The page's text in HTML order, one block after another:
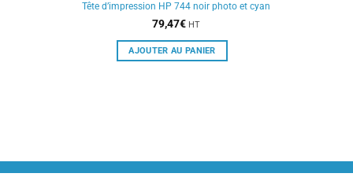
Tête d’impression HP 744 noir photo et cyan
79,47€ HT
AJOUTER AU PANIER